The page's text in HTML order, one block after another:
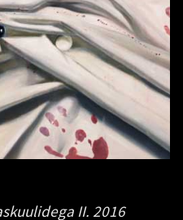
II. 2016